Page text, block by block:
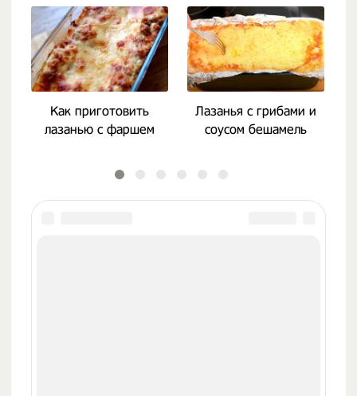
Как приготовить
лазанью с фаршем
Лазанья с грибами и
соусом бешамель